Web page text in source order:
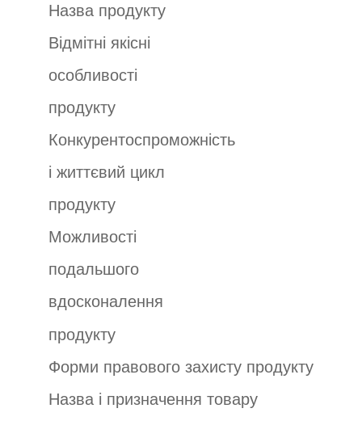
Назва продукту
Відмітні якісні
особливості
продукту
Конкурентоспроможність
і життєвий цикл
продукту
Можливості
подальшого
вдосконалення
продукту
Форми правового захисту продукту
Назва і призначення товару